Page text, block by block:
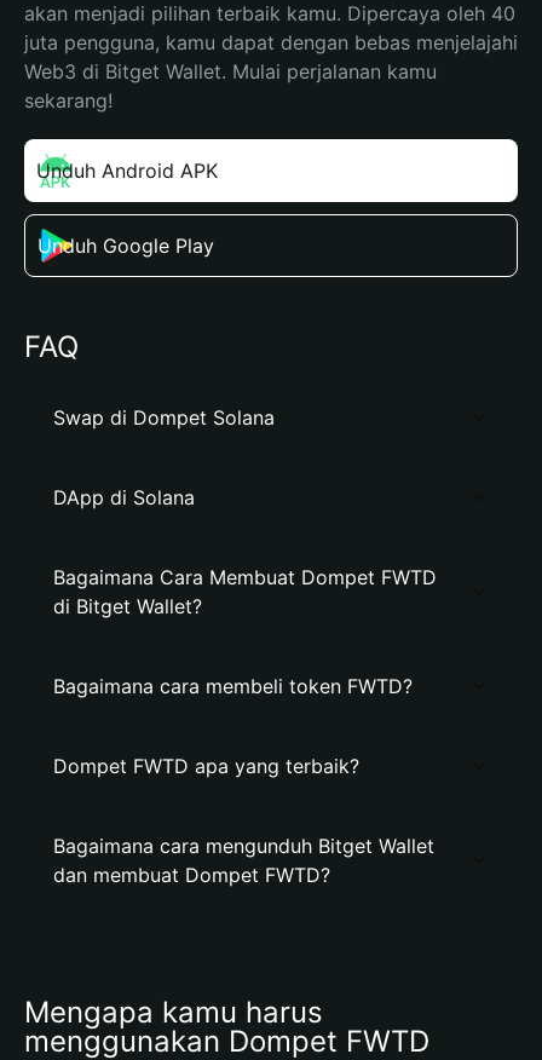
akan menjadi pilihan terbaik kamu. Dipercaya oleh 40
juta pengguna, kamu dapat dengan bebas menjelajahi
Web3 di Bitget Wallet. Mulai perjalanan kamu
sekarang!
Unduh Android APK
Unduh Google Play
FAQ
Swap di Dompet Solana
DApp di Solana
Bagaimana Cara Membuat Dompet FWTD
di Bitget Wallet?
Bagaimana cara membeli token FWTD?
Dompet FWTD apa yang terbaik?
Bagaimana cara mengunduh Bitget Wallet
dan membuat Dompet FWTD?
Mengapa kamu harus
menggunakan Dompet FWTD